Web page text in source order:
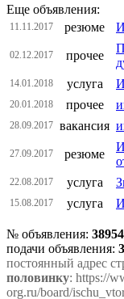
Еще объявления:
11.11.2017 резюме
02.12.2017 прочее
14.01.2018 услуга
20.01.2018 прочее
28.09.2017 вакансия
27.09.2017 резюме
22.08.2017 услуга
15.08.2017 услуга
№ объявления: 38954
подачи объявления:
постоянный адрес
половинку: https://
org.ru/board/